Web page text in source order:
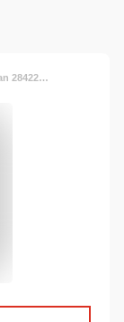
[ブルガリ] レザー 名刺入れ SerpentiScaglieMan 284223 メンズ 折りたたみ式 Black [並行輸入品]